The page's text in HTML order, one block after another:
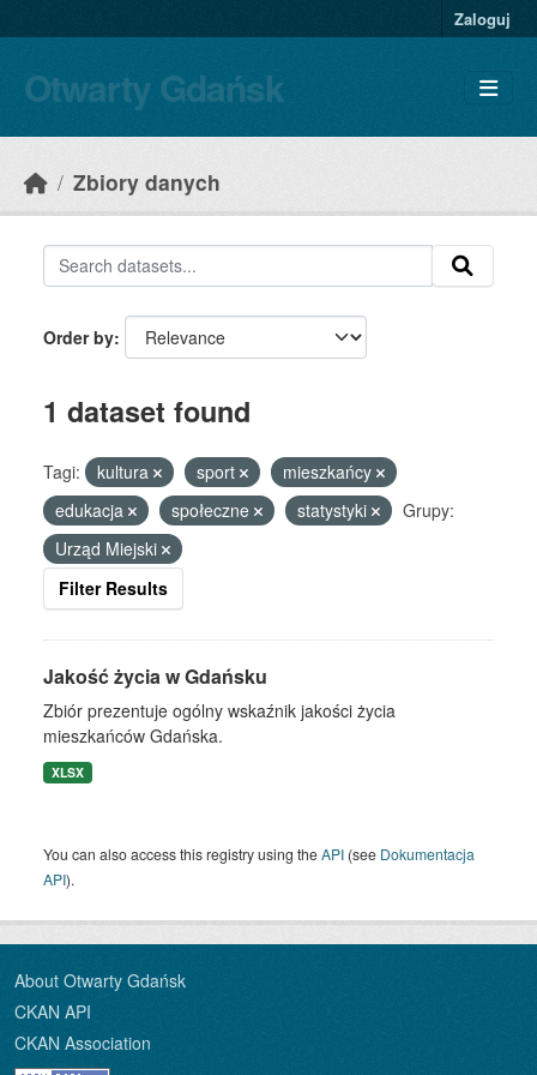
Zaloguj
Otwarty Gdańsk
Zbiory danych
Order by
1 dataset found
Tagi: kultura sport
mieszkańcy
edukacja
społeczne statystyki
Grupy:
Urząd Miejski
Filter Results
Jakość życia w Gdańsku
Zbiór prezentuje ogólny wskaźnik jakości życia
mieszkańców Gdańska.
XLSX
You can also access this registry using theAPI (see Dokumentacja
API).
About Otwarty Gdańsk
CKAN API
CKAN Association